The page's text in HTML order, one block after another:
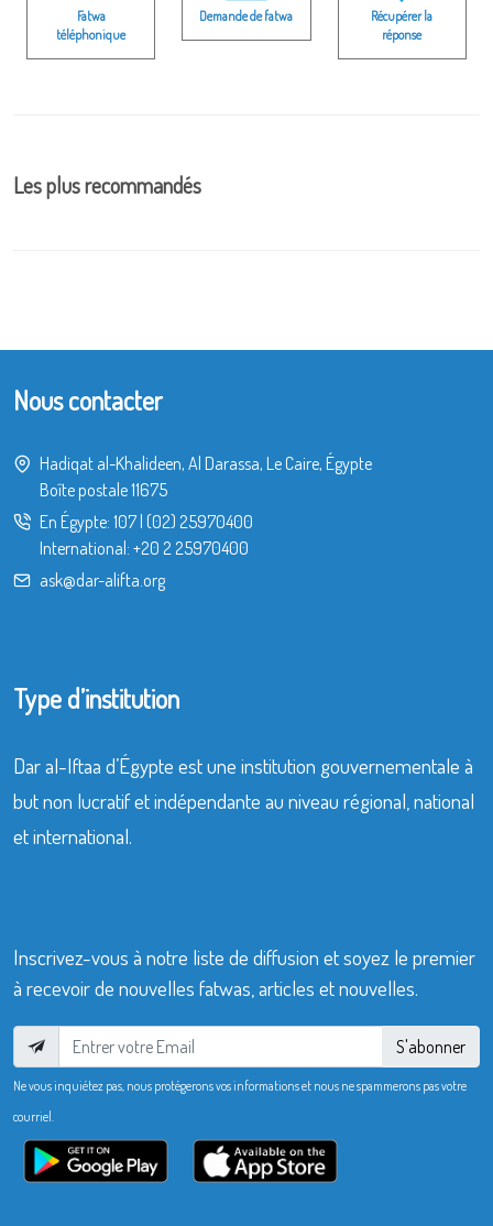
Fatwa
téléphonique
Demande de fatwa
Récupérer la
réponse
Les plus recommandés
Nous contacter
Hadiqat al-Khalideen, Al Darassa, Le Caire, Égypte
Boîte postale 11675
En Égypte: 107| (02) 25970400
International: +20 2 25970400
ask@dar-alifta.org
Type d’institution
Dar al-Iftaa d’Égypte est une institution gouvernementale à
but non lucratif et indépendante au niveau régional, national
et international.
Inscrivez-vous à notre liste de diffusion et soyez le premier
à recevoir de nouvelles fatwas, articles et nouvelles.
S'abonner
Ne vous inquiétez pas, nous protégerons vos informations et nous ne spammerons pas votre
courriel.